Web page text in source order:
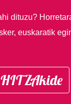
dituzu?
euskaratik